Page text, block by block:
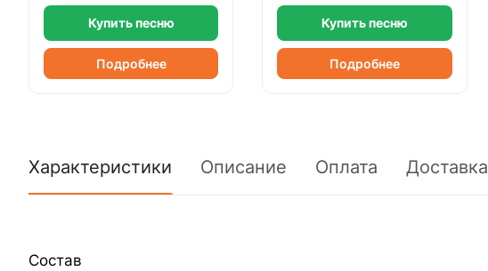
Купить песню
Подробнее
Купить песню
Подробнее
Характеристики Описание Оплата Доставка
Состав